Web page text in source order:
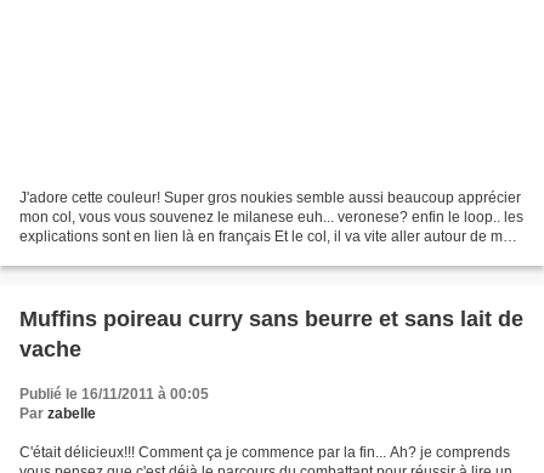
J'adore cette couleur! Super gros noukies semble aussi beaucoup apprécier
mon col, vous vous souvenez le milanese euh... veronese? enfin le loop.. les
explications sont en lien là en français Et le col, il va vite aller autour de mon
Muffins poireau curry sans beurre et sans lait de
vache
Publié le 16/11/2011 à 00:05
Par zabelle
C'était délicieux!!! Comment ça je commence par la fin... Ah? je comprends